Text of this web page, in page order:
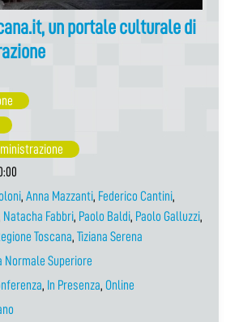
un portale culturale di
, Anna Mazzanti, Federico Cantini,
Natacha Fabbri, Paolo Baldi, Paolo Galluzzi,
Toscana, Tiziana Serena
Normale Superiore
, In Presenza, Online